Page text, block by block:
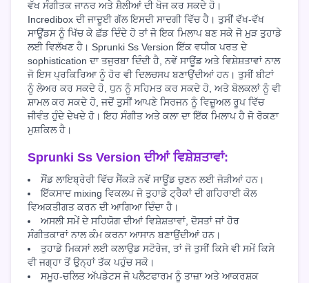
ਵੱਖ ਸੰਗੀਤਕ ਜਾਨਰ ਅਤੇ ਸ਼ੈਲੀਆਂ ਦੀ ਖੋਜ ਕਰ ਸਕਦੇ ਹੋ।
Incredibox ਦੀ ਜਾਦੂਈ ਗੱਲ ਇਸਦੀ ਸਾਦਗੀ ਵਿੱਚ ਹੈ। ਤੁਸੀਂ ਵੱਖ-ਵੱਖ
ਸਾਊਂਡਸ ਨੂੰ ਖਿੱਚ ਕੇ ਛੱਡ ਦਿੰਦੇ ਹੋ ਤਾਂ ਜੋ ਇਕ ਮਿਲਾਪ ਬਣ ਸਕੇ ਜੋ ਮੁੜ ਤੁਹਾਡੇ
ਲਈ ਵਿਲੱਖਣ ਹੈ। Sprunki Ss Version ਇੱਕ ਵਧੀਕ ਪਰਤ ਦੇ
sophistication ਦਾ ਤਜੁਰਬਾ ਦਿੰਦੀ ਹੈ, ਨਵੇਂ ਸਾਊਂਡ ਅਤੇ ਵਿਸ਼ੇਸ਼ਤਾਵਾਂ ਨਾਲ
ਜੋ ਇਸ ਪ੍ਰਕਿਰਿਆ ਨੂੰ ਹੋਰ ਵੀ ਦਿਲਚਸਪ ਬਣਾਉਂਦੀਆਂ ਹਨ। ਤੁਸੀਂ ਬੀਟਾਂ
ਨੂੰ ਲੇਅਰ ਕਰ ਸਕਦੇ ਹੋ, ਧੁਨ ਨੂੰ ਸਹਿਮਤ ਕਰ ਸਕਦੇ ਹੋ, ਅਤੇ ਬੋਲਕਲਾਂ ਨੂੰ ਵੀ
ਸ਼ਾਮਲ ਕਰ ਸਕਦੇ ਹੋ, ਜਦੋਂ ਤੁਸੀਂ ਆਪਣੇ ਸਿਰਜਨ ਨੂੰ ਵਿਜ਼ੂਅਲ ਰੂਪ ਵਿੱਚ
ਜੀਵੰਤ ਹੁੰਦੇ ਦੇਖਦੇ ਹੋ। ਇਹ ਸੰਗੀਤ ਅਤੇ ਕਲਾ ਦਾ ਇੱਕ ਮਿਲਾਪ ਹੈ ਜੋ ਰੋਕਣਾ
ਮੁਸ਼ਕਿਲ ਹੈ।
Sprunki Ss Version ਦੀਆਂ ਵਿਸ਼ੇਸ਼ਤਾਵਾਂ:
ਸੌਂਡ ਲਾਇਬ੍ਰੇਰੀ ਵਿੱਚ ਸੈਂਕੜੇ ਨਵੇਂ ਸਾਊਂਡ ਚੁਣਨ ਲਈ ਜੋੜੀਆਂ ਹਨ।
ਇੱਕਸਾਦ mixing ਵਿਕਲਪ ਜੋ ਤੁਹਾਡੇ ਟ੍ਰੈਕਾਂ ਦੀ ਗਹਿਰਾਈ ਕੋਲ
ਵਿਅਕਤੀਗਤ ਕਰਨ ਦੀ ਆਗਿਆ ਦਿੰਦਾ ਹੈ।
ਅਸਲੀ ਸਮੇਂ ਦੇ ਸਹਿਯੋਗ ਦੀਆਂ ਵਿਸ਼ੇਸ਼ਤਾਵਾਂ, ਦੋਸਤਾਂ ਜਾਂ ਹੋਰ
ਸੰਗੀਤਕਾਰਾਂ ਨਾਲ ਕੰਮ ਕਰਨਾ ਆਸਾਨ ਬਣਾਉਂਦੀਆਂ ਹਨ।
ਤੁਹਾਡੇ ਮਿਕਸਾਂ ਲਈ ਕਲਾਉਡ ਸਟੋਰੇਜ, ਤਾਂ ਜੋ ਤੁਸੀਂ ਕਿਸੇ ਵੀ ਸਮੇਂ ਕਿਸੇ
ਵੀ ਜਗ੍ਹਾ ਤੋਂ ਉਨ੍ਹਾਂ ਤੱਕ ਪਹੁੰਚ ਸਕੋ।
ਸਮੂਹ-ਚਲਿਤ ਅੱਪਡੇਟਸ ਜੋ ਪਲੈਟਫਾਰਮ ਨੂੰ ਤਾਜ਼ਾ ਅਤੇ ਆਕਰਸ਼ਕ